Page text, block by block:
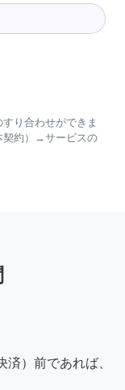
り合わせができま
契約）→サービスの
）前であれば、